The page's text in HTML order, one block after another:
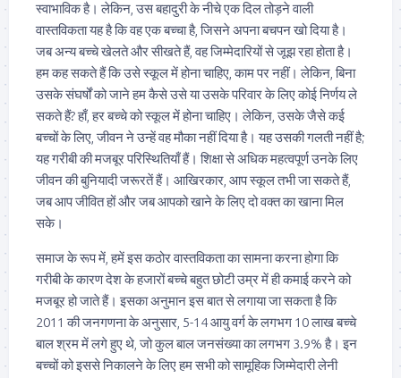
स्वाभाविक है। लेकिन, उस बहादुरी के नीचे एक दिल तोड़ने वाली
वास्तविकता यह है कि वह एक बच्चा है, जिसने अपना बचपन खो दिया है।
जब अन्य बच्चे खेलते और सीखते हैं, वह जिम्मेदारियों से जूझ रहा होता है।
हम कह सकते हैं कि उसे स्कूल में होना चाहिए, काम पर नहीं। लेकिन, बिना
उसके संघर्षों को जाने हम कैसे उसे या उसके परिवार के लिए कोई निर्णय ले
सकते हैं? हाँ, हर बच्चे को स्कूल में होना चाहिए। लेकिन, उसके जैसे कई
बच्चों के लिए, जीवन ने उन्हें वह मौका नहीं दिया है। यह उसकी गलती नहीं है;
यह गरीबी की मजबूर परिस्थितियाँ हैं। शिक्षा से अधिक महत्वपूर्ण उनके लिए
जीवन की बुनियादी जरूरतें हैं। आखिरकार, आप स्कूल तभी जा सकते हैं,
जब आप जीवित हों और जब आपको खाने के लिए दो वक्त का खाना मिल
सके।
समाज के रूप में, हमें इस कठोर वास्तविकता का सामना करना होगा कि
गरीबी के कारण देश के हजारों बच्चे बहुत छोटी उम्र में ही कमाई करने को
मजबूर हो जाते हैं। इसका अनुमान इस बात से लगाया जा सकता है कि
2011 की जनगणना के अनुसार, 5-14 आयु वर्ग के लगभग 10 लाख बच्चे
बाल श्रम में लगे हुए थे, जो कुल बाल जनसंख्या का लगभग 3.9% है। इन
बच्चों को इससे निकालने के लिए हम सभी को सामूहिक जिम्मेदारी लेनी